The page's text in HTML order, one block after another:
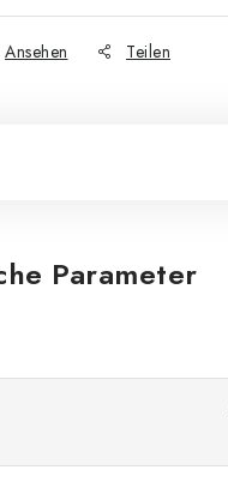
Ansehen Teilen
Parameter